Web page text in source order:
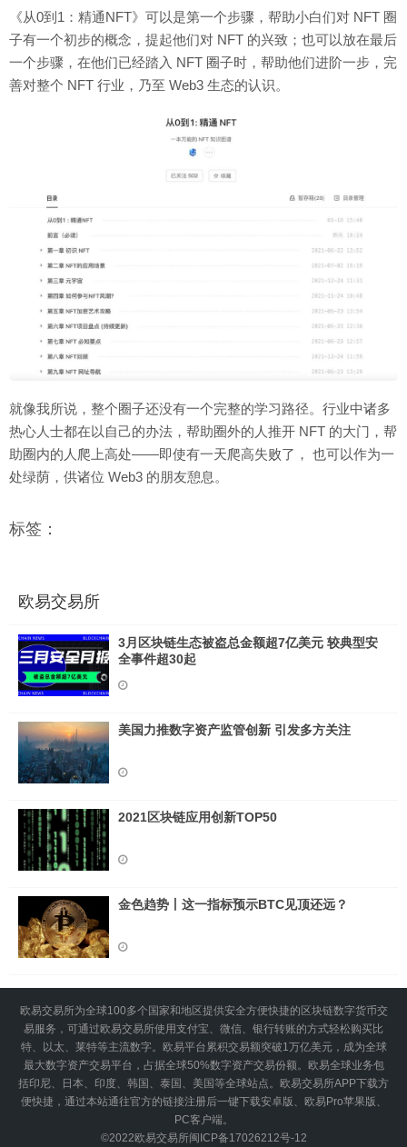
《从0到1：精通NFT》可以是第一个步骤，帮助小白们对 NFT 圈
子有一个初步的概念，提起他们对 NFT 的兴致；也可以放在最后
一个步骤，在他们已经踏入 NFT 圈子时，帮助他们进阶一步，完
善对整个 NFT 行业，乃至 Web3 生态的认识。
就像我所说，整个圈子还没有一个完整的学习路径。行业中诸多
热心人士都在以自己的办法，帮助圈外的人推开 NFT 的大门，帮
助圈内的人爬上高处——即使有一天爬高失败了， 也可以作为一
处绿荫，供诸位 Web3 的朋友憩息。
标签：
欧易交易所
3月区块链生态被盗总金额超7亿美元 较典型安
全事件超30起
美国力推数字资产监管创新 引发多方关注
2021区块链应用创新TOP50
金色趋势丨这一指标预示BTC见顶还远？
欧易交易所为全球100多个国家和地区提供安全方便快捷的区块链数字货币交
易服务，可通过欧易交易所使用支付宝、微信、银行转账的方式轻松购买比
特、以太、莱特等主流数字。欧易平台累积交易额突破1万亿美元，成为全球
最大数字资产交易平台，占据全球50%数字资产交易份额。欧易全球业务包
括印尼、日本、印度、韩国、泰国、美国等全球站点。欧易交易所APP下载方
便快捷，通过本站通往官方的链接注册后一键下载安卓版、欧易Pro苹果版、
PC客户端。
©2022欧易交易所闽ICP备17026212号-12